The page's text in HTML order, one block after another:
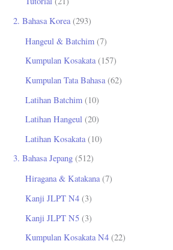
2. Bahasa Korea (293)
Hangeul & Batchim (7)
Kumpulan Kosakata(157)
Kumpulan Tata Bahasa(62)
Latihan Batchim (10)
Latihan Hangeul (20)
Latihan Kosakata(10)
3. Bahasa Jepang (512)
Hiragana & Katakana(7)
Kanji JLPT N4 (3)
Kanji JLPT N5 (3)
Kumpulan Kosakata N4 (22)